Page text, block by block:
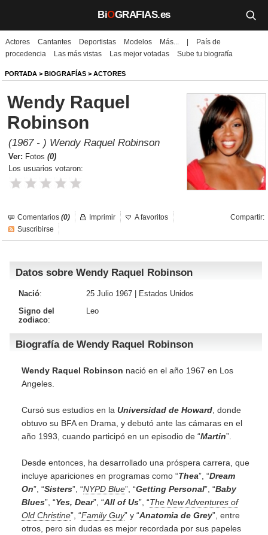
BiOGRAFIAS.es
Biografías
Películas
TV
Música
Un día como hoy
Videos
Noticias
Actores Cantantes Deportistas Modelos Más...
País de
procedencia
Las más vistas Las mejor votadas Sube tu biografía
PORTADA > BIOGRAFÍAS > ACTORES
Wendy Raquel
Robinson
(1967 - ) Wendy Raquel Robinson
Ver: Fotos (0)
Los usuarios votaron:
Comentarios (0) Compartir:
Imprimir
A favoritos
Suscribirse
Datos sobre Wendy Raquel Robinson
Nació: 25 Julio 1967 |
Estados Unidos
Signo del
zodiaco:
Leo
Biografía de Wendy Raquel Robinson
Wendy Raquel Robinson nació en el año 1967 en Los
Angeles.
Cursó sus estudios en la Universidad de Howard , donde
obtuvo su BFA en Drama, y debutó ante las cámaras en el
año 1993, cuando participó en un episodio de “Martin”.
Desde entonces, ha desarrollado una próspera carrera, que
incluye apariciones en programas como “Thea”, “Dream
On”, “Sisters”, “NYPD Blue”, “Getting Personal”, “Baby
Blues”, “Yes, Dear”, “All of Us”, “The New Adventures of
Old Christine”, “Family Guy” y “Anatomia de Grey”, entre
otros, pero sin dudas es mejor recordada por sus papeles